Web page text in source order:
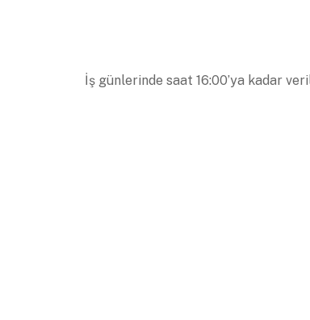
İş günlerinde saat 16:00’ya kadar